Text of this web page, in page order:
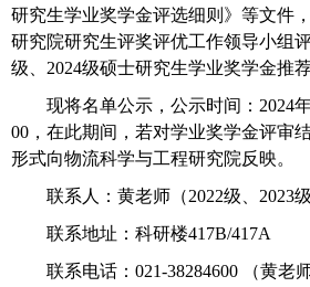
研究生学业奖学金评选细则》等文件
研究院研究生评奖评优工作领导小组评
级、 2024级硕士研究生学业奖学金推
现将名单公示，公示时间： 2024
00 ，在此期间，若对学业奖学金评审
形式向物流科学与工程研究院反映。
联系人：黄老师（2022级、 2023
联系地址：科研楼417B/417A
联系电话： 021-38284600 （黄老